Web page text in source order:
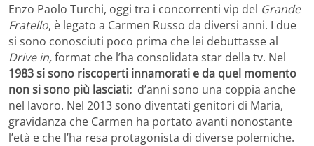
Enzo Paolo Turchi, oggi tra i concorrenti vip del Grande
Fratello, è legato a Carmen Russo da diversi anni. I due
si sono conosciuti poco prima che lei debuttasse al
Drive in,format che l’ha consolidata star della tv. Nel
1983 si sono riscoperti innamorati e da quel momento
non si sono più lasciati: d’anni sono una coppia anche
nel lavoro. Nel 2013 sono diventati genitori di Maria,
gravidanza che Carmen ha portato avanti nonostante
l’età e che l’ha resa protagonista di diverse polemiche.